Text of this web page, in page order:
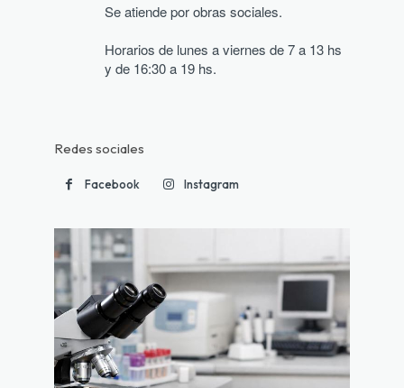
Se atiende por obras sociales.
Horarios de lunes a viernes de 7 a 13 hs
y de 16:30 a 19 hs.
Redes sociales
Facebook Instagram